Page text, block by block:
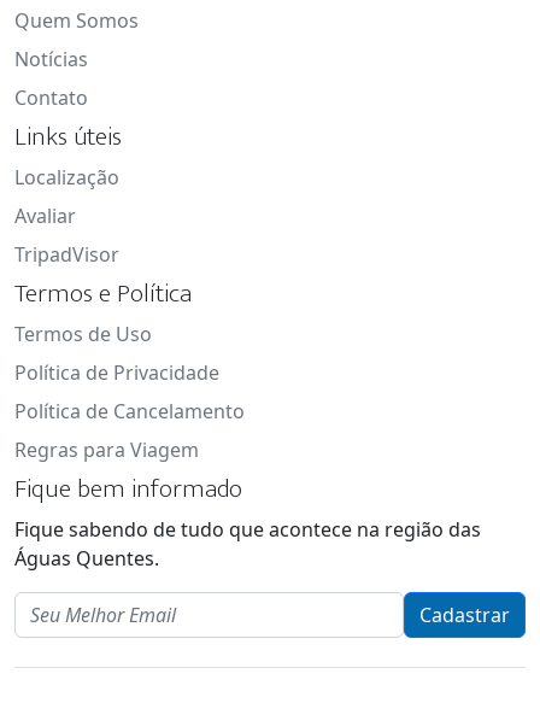
Quem Somos
Notícias
Contato
Links úteis
Localização
Avaliar
TripadVisor
Termos e Política
Termos de Uso
Política de Privacidade
Política de Cancelamento
Regras para Viagem
Fique bem informado
Fique sabendo de tudo que acontece na região das
Águas Quentes.
Email
Cadastrar